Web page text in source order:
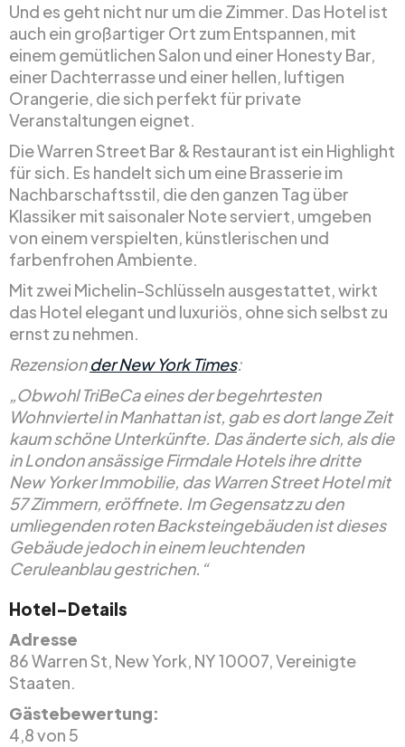
Und es geht nicht nur um die Zimmer. Das Hotel ist
auch ein großartiger Ort zum Entspannen, mit
einem gemütlichen Salon und einer Honesty Bar,
einer Dachterrasse und einer hellen, luftigen
Orangerie, die sich perfekt für private
Veranstaltungen eignet.
Die Warren Street Bar & Restaurant ist ein Highlight
für sich. Es handelt sich um eine Brasserie im
Nachbarschaftsstil, die den ganzen Tag über
Klassiker mit saisonaler Note serviert, umgeben
von einem verspielten, künstlerischen und
farbenfrohen Ambiente.
Mit zwei Michelin-Schlüsseln ausgestattet, wirkt
das Hotel elegant und luxuriös, ohne sich selbst zu
ernst zu nehmen.
Rezensionder New York Times:
„Obwohl TriBeCa eines der begehrtesten
Wohnviertel in Manhattan ist, gab es dort lange Zeit
kaum schöne Unterkünfte. Das änderte sich, als die
in London ansässige Firmdale Hotels ihre dritte
New Yorker Immobilie, das Warren Street Hotel mit
57 Zimmern, eröffnete. Im Gegensatz zu den
umliegenden roten Backsteingebäuden ist dieses
Gebäude jedoch in einem leuchtenden
Ceruleanblau gestrichen.“
Hotel-Details
Adresse
86 Warren St, New York, NY 10007, Vereinigte
Staaten.
Gästebewertung:
4,8 von 5